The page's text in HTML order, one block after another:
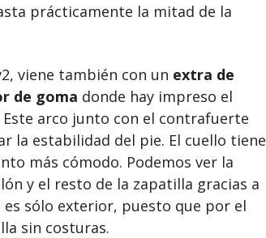
prácticamente la mitad de la
viene también con un extra de
de goma donde hay impreso el
arco junto con el contrafuerte
la estabilidad del pie. El cuello tiene
más cómodo. Podemos ver la
y el resto de la zapatilla gracias a
sólo exterior, puesto que por el
sin costuras.